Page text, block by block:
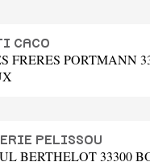
CACO
FRERES PORTMANN
PELISSOU
BERTHELOT 33300